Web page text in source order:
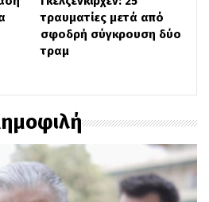
τραυματίες μετά από
σφοδρή σύγκρουση δύο
τραμ